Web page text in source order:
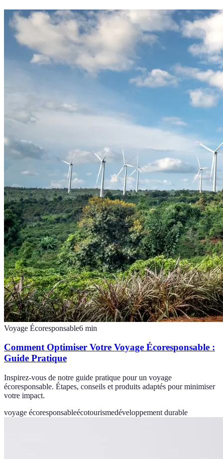
Voyage Écoresponsable6 min
Comment Optimiser Votre Voyage Écoresponsable :
Guide Pratique
Inspirez-vous de notre guide pratique pour un voyage
écoresponsable. Étapes, conseils et produits adaptés pour minimiser
votre impact.
voyage écoresponsableécotourismedéveloppement durable